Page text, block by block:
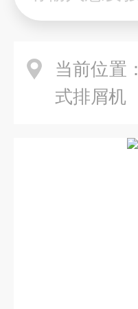
当前位置：
式排屑机